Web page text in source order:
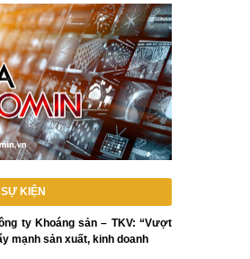
KIỆN
ty Khoáng sản – TKV: “Vượt
mạnh sản xuất, kinh doanh